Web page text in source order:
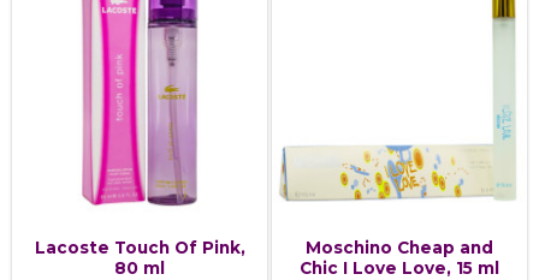
Lacoste Touch Of Pink,
80 ml
Moschino Cheap and
Chic I Love Love, 15 ml